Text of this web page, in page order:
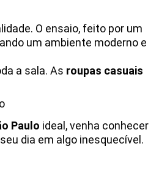
O ensaio, feito por um
um ambiente moderno e
a sala. As roupas casuais
Paulo ideal, venha conhecer
dia em algo inesquecível.